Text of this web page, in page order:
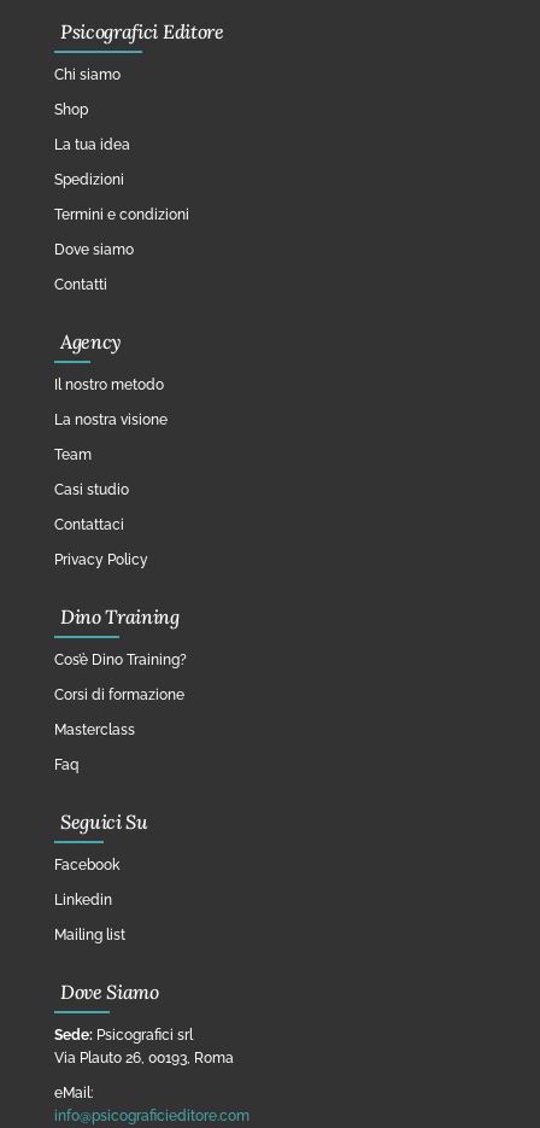
Psicografici Editore
Chi siamo
Shop
La tua idea
Spedizioni
Termini e condizioni
Dove siamo
Contatti
Agency
Il nostro metodo
La nostra visione
Team
Casi studio
Contattaci
Privacy Policy
Dino Training
Cos’è Dino Training?
Corsi di formazione
Masterclass
Faq
Seguici Su
Facebook
Linkedin
Mailing list
Dove Siamo
Sede: Psicografici srl
Via Plauto 26, 00193, Roma
eMail:
info@psicograficieditore.com